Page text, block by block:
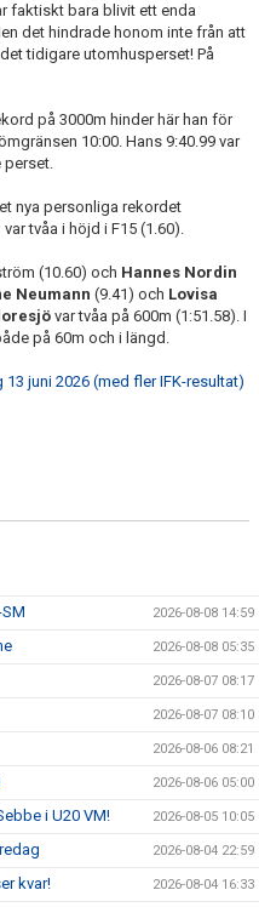
faktiskt bara blivit ett enda
det hindrade honom inte från att
tidigare utomhusperset! På
på 3000m hinder här han för
10:00. Hans 9:40.99 var
perset.
nya personliga rekordet
var tvåa i höjd i F15 (1.60).
(10.60) och Hannes Nordin
Neumann (9.41) och Lovisa
var tvåa på 600m (1:51.58). I
på 60m och i längd.
juni 2026 (med fler IFK-resultat)
2026-08-08 14:59
2026-08-08 05:35
2026-08-07 08:17
2026-08-07 08:10
2026-08-06 08:21
2026-08-06 05:00
i U20 VM! 2026-08-05 10:05
2026-08-04 22:59
kvar! 2026-08-04 16:33